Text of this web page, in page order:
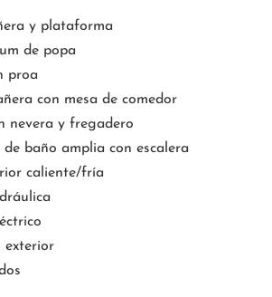
y plataforma
de popa
proa
con mesa de comedor
nevera y fregadero
baño amplia con escalera
caliente/fría
exterior